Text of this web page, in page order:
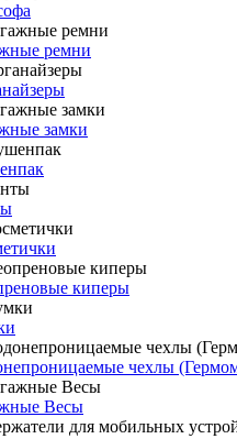
ремни
замки
киперы
чехлы
Весы